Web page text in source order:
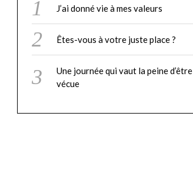
J’ai donné vie à mes valeurs
Êtes-vous à votre juste place ?
Une journée qui vaut la peine d’être
vécue